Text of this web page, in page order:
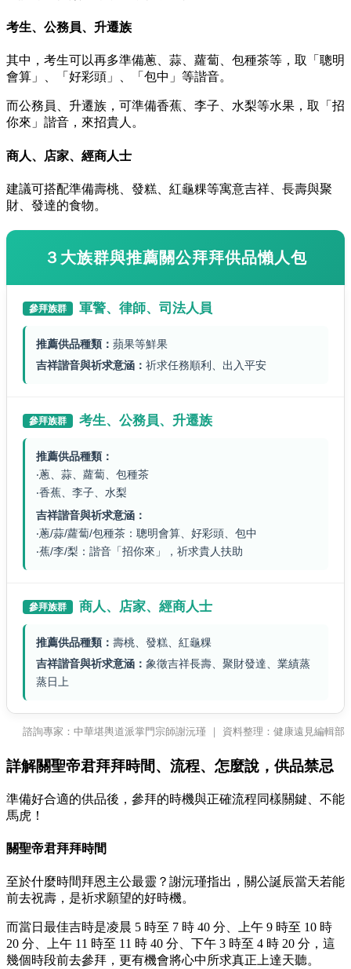
考生、公務員、升遷族
其中，考生可以再多準備蔥、蒜、蘿蔔、包種茶等，取「聰明
會算」、「好彩頭」、「包中」等諧音。
而公務員、升遷族，可準備香蕉、李子、水梨等水果，取「招
你來」諧音，來招貴人。
商人、店家、經商人士
建議可搭配準備壽桃、發糕、紅龜粿等寓意吉祥、長壽與聚
財、發達的食物。
３大族群與推薦關公拜拜供品懶人包
參拜族群 軍警、律師、司法人員
推薦供品種類： 蘋果等鮮果
吉祥諧音與祈求意涵： 祈求任務順利、出入平安
參拜族群 考生、公務員、升遷族
推薦供品種類：
‧蔥、蒜、蘿蔔、包種茶
‧香蕉、李子、水梨
吉祥諧音與祈求意涵：
‧蔥/蒜/蘿蔔/包種茶：聰明會算、好彩頭、包中
‧蕉/李/梨：諧音「招你來」，祈求貴人扶助
參拜族群 商人、店家、經商人士
推薦供品種類： 壽桃、發糕、紅龜粿
吉祥諧音與祈求意涵： 象徵吉祥長壽、聚財發達、業績蒸
蒸日上
諮詢專家：中華堪輿道派掌門宗師謝沅瑾 ｜ 資料整理：健康遠見編輯部
詳解關聖帝君拜拜時間、流程、怎麼說，供品禁忌
準備好合適的供品後，參拜的時機與正確流程同樣關鍵、不能
馬虎！
關聖帝君拜拜時間
至於什麼時間拜恩主公最靈？謝沅瑾指出，關公誕辰當天若能
前去祝壽，是祈求願望的好時機。
而當日最佳吉時是凌晨 5 時至 7 時 40 分、上午 9 時至 10 時
20 分、上午 11 時至 11 時 40 分、下午 3 時至 4 時 20 分，這
幾個時段前去參拜，更有機會將心中所求真正上達天聽。